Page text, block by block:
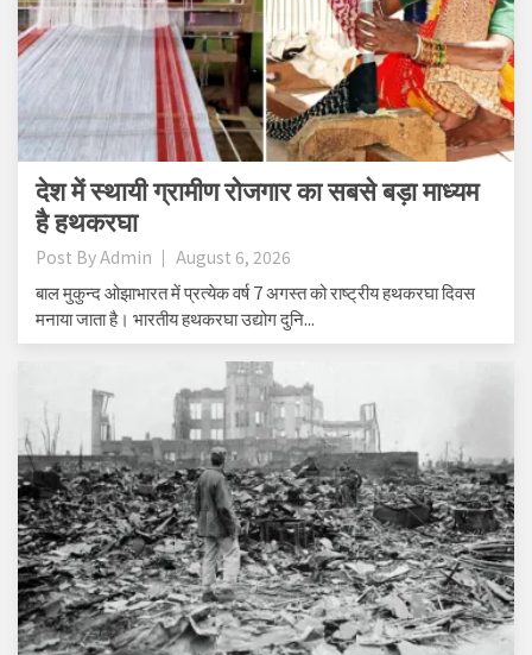
देश में स्थायी ग्रामीण रोजगार का सबसे बड़ा माध्‍यम
है हथकरघा
Post ByAdmin August 6, 2026
बाल मुकुन्द ओझाभारत में प्रत्येक वर्ष 7 अगस्त को राष्ट्रीय हथकरघा दिवस
मनाया जाता है। भारतीय हथकरघा उद्योग दुनि...